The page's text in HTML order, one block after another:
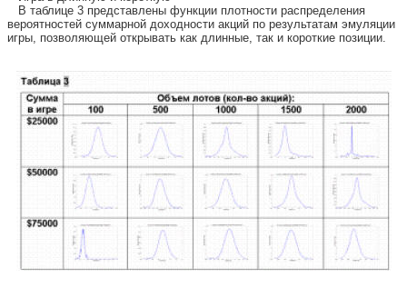
В таблице 3 представлены функции плотности распределения
вероятностей суммарной доходности акций по результатам эмуляции
игры, позволяющей открывать как длинные, так и короткие позиции.